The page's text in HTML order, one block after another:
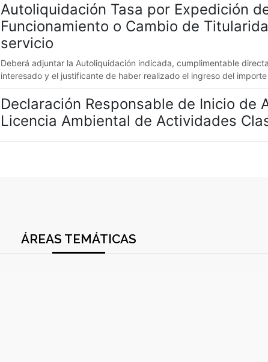
Autoliquidación Tasa por Expedición
Funcionamiento o Cambio de
servicio
Deberá adjuntar la Autoliquidación indicada, cumplimentable
interesado y el justificante de haber realizado el ingreso del
Declaración Responsable de Inicio de
Licencia Ambiental de Actividades
ÁREAS TEMÁTICAS